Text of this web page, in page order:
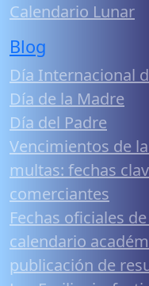
Calendario Lunar
Blog
Día Internacional
Día de la Madre
Día del Padre
Vencimientos de
multas: fechas
comerciantes
Fechas oficiales
calendario
publicación de